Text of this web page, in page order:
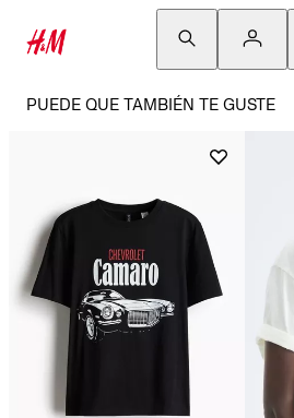
PUEDE QUE TAMBIÉN TE GUSTE